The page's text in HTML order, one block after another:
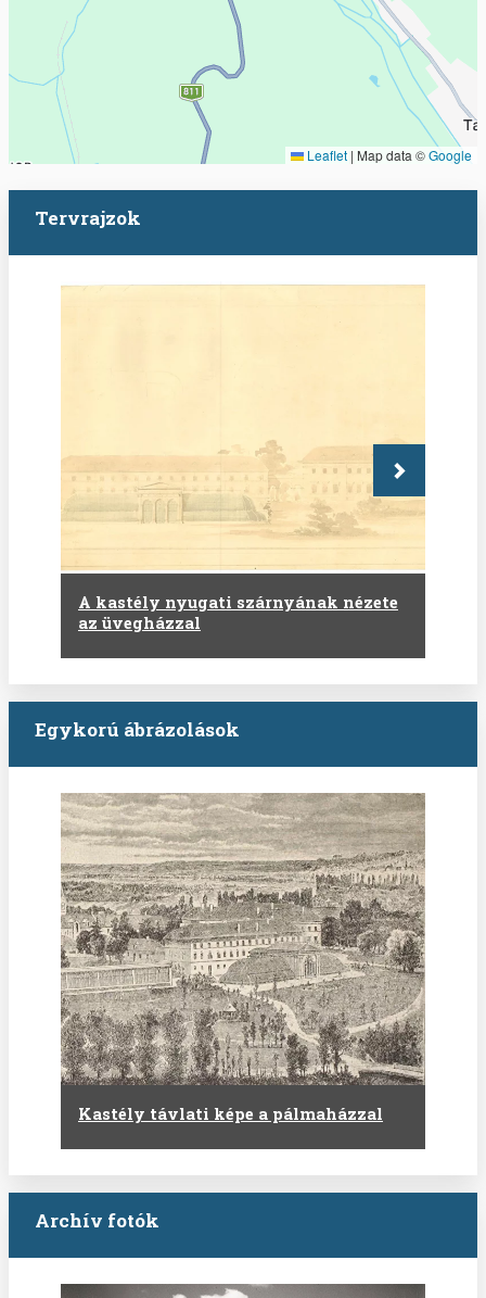
Leaflet | Map data ©Google
Tervrajzok
A kastély nyugati szárnyának nézete
az üvegházzal
Következő
Egykorú ábrázolások
Kastély távlati képe a pálmaházzal
Archív fotók